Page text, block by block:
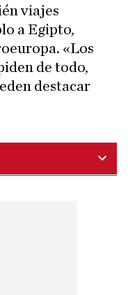
viajes
a Egipto,
«Los
de todo,
destacar